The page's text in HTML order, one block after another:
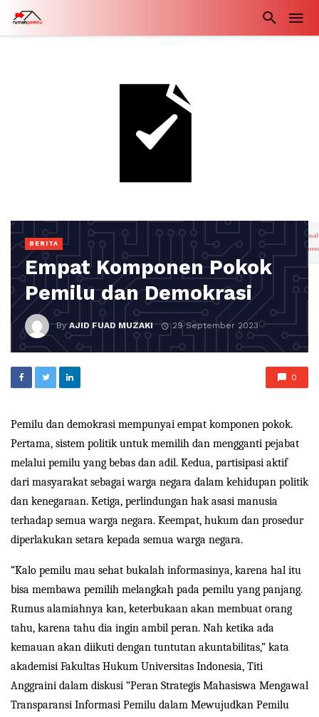
BERITA
Empat Komponen Pokok
Pemilu dan Demokrasi
ByAJID FUAD MUZAKI 29 September 2023
0
Pemilu dan demokrasi mempunyai empat komponen pokok.
Pertama, sistem politik untuk memilih dan mengganti pejabat
melalui pemilu yang bebas dan adil. Kedua, partisipasi aktif
dari masyarakat sebagai warga negara dalam kehidupan politik
dan kenegaraan. Ketiga, perlindungan hak asasi manusia
terhadap semua warga negara. Keempat, hukum dan prosedur
diperlakukan setara kepada semua warga negara.
“Kalo pemilu mau sehat bukalah informasinya, karena hal itu
bisa membawa pemilih melangkah pada pemilu yang panjang.
Rumus alamiahnya kan, keterbukaan akan membuat orang
tahu, karena tahu dia ingin ambil peran. Nah ketika ada
kemauan akan diikuti dengan tuntutan akuntabilitas,” kata
akademisi Fakultas Hukum Universitas Indonesia, Titi
Anggraini dalam diskusi “Peran Strategis Mahasiswa Mengawal
Transparansi Informasi Pemilu dalam Mewujudkan Pemilu